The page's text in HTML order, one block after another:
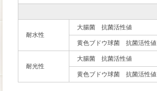
耐水性
大腸菌 抗菌活性値
黄色ブドウ球菌 抗菌活性値
耐光性
大腸菌 抗菌活性値
黄色ブドウ球菌 抗菌活性値